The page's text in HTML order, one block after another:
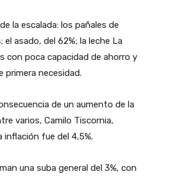
la escalada: los pañales de
asado, del 62%; la leche La
con poca capacidad de ahorro y
necesidad.
de un aumento de la
varios, Camilo Tiscornia,
fue del 4,5%.
una suba general del 3%, con